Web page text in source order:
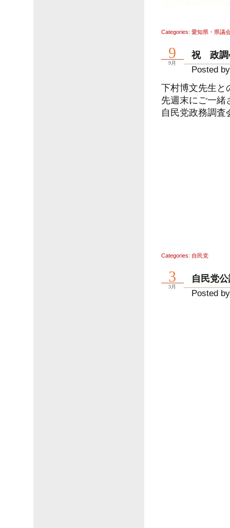
Categories: 愛知県・県議
祝 政調
Posted
下村博文先生と
先週末にご一緒
自民党政務調査
Categories: 自民党
9
9月
自民党
Posted
3
3月